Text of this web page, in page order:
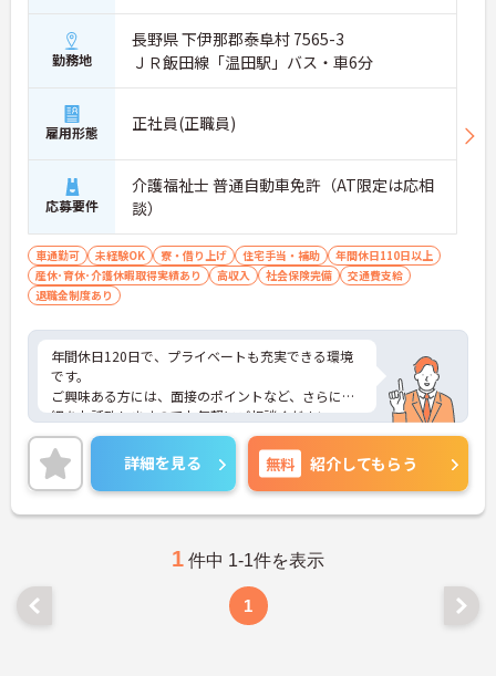
勤務地
長野県 下伊那郡泰阜村 7565-3
ＪＲ飯田線「温田駅」バス・車6分
雇用形態 正社員(正職員)
応募要件
介護福祉士 普通自動車免許（AT限定は応相
談）
車通勤可 未経験OK 寮・借り上げ 住宅手当・補助
年間休日110日以上
産休･育休･介護休暇取得実績あり
高収入 社会保険完備
交通費支給
退職金制度あり
年間休日120日で、プライベートも充実できる環境
です。
ご興味ある方には、面接のポイントなど、さらに詳
細をお話致しますのでお気軽にご相談ください。
詳細を見る 無料 紹介してもらう
1 件中 1-1件を表示
1